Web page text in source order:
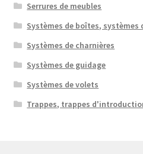
Serrures de meubles
Systèmes de boîtes,
Systèmes de charnières
Systèmes de guidage
Systèmes de volets
Trappes, trappes